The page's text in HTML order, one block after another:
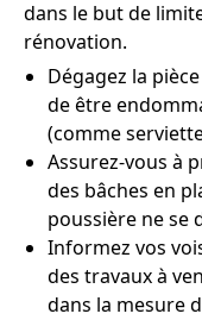
dans le but de
rénovation.
Dégagez la
de être
(comme
Assurez-vous à
des bâches en
poussière ne se
Informez vos
des travaux à
dans la mesure